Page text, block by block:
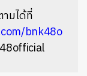
มได้ที่
bnk48o